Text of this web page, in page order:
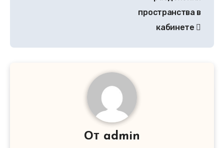
пространства в
кабинете
От admin